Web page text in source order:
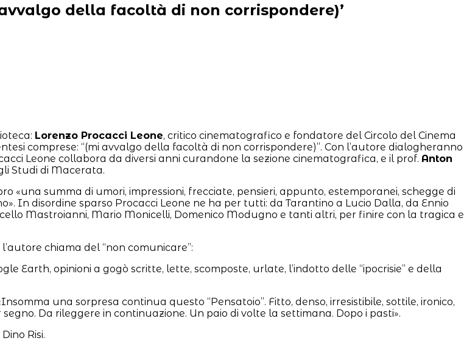
della facoltà di non corrispondere)’
Lorenzo Procacci Leone, critico cinematografico e fondatore del Circolo del Cinema
comprese: “(mi avvalgo della facoltà di non corrispondere)”. Con l’autore dialogheranno
Leone collabora da diversi anni curandone la sezione cinematografica, e il prof. Anton
Studi di Macerata.
«una summa di umori, impressioni, frecciate, pensieri, appunto, estemporanei, schegge di
In disordine sparso Procacci Leone ne ha per tutti: da Tarantino a Lucio Dalla, da Ennio
Mastroianni, Mario Monicelli, Domenico Modugno e tanti altri, per finire con la tragica e
chiama del “non comunicare”:
Earth, opinioni a gogò scritte, lette, scomposte, urlate, l’indotto delle “ipocrisie” e della
una sorpresa continua questo “Pensatoio”. Fitto, denso, irresistibile, sottile, ironico,
Da rileggere in continuazione. Un paio di volte la settimana. Dopo i pasti».
Risi.